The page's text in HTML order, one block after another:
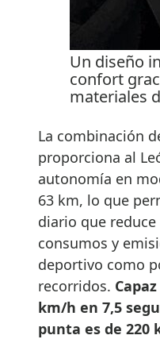
Un diseño
confort
materiales
La combinación
proporciona al
autonomía en
63 km, lo que
diario que
consumos y
deportivo como
recorridos.
km/h en 7,5
punta es de 220